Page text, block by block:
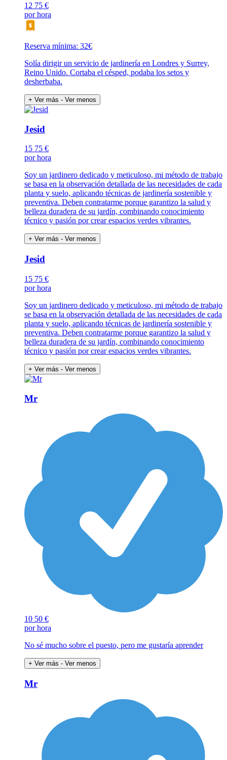
12 75 €
por hora
Reserva mínima: 32€
Solía dirigir un servicio de jardinería en Londres y Surrey,
Reino Unido. Cortaba el césped, podaba los setos y
desherbaba.
+ Ver más - Ver menos
Jesid
15 75 €
por hora
Soy un jardinero dedicado y meticuloso, mi método de trabajo
se basa en la observación detallada de las necesidades de cada
planta y suelo, aplicando técnicas de jardinería sostenible y
preventiva. Deben contratarme porque garantizo la salud y
belleza duradera de su jardín, combinando conocimiento
técnico y pasión por crear espacios verdes vibrantes.
+ Ver más - Ver menos
Jesid
15 75 €
por hora
Soy un jardinero dedicado y meticuloso, mi método de trabajo
se basa en la observación detallada de las necesidades de cada
planta y suelo, aplicando técnicas de jardinería sostenible y
preventiva. Deben contratarme porque garantizo la salud y
belleza duradera de su jardín, combinando conocimiento
técnico y pasión por crear espacios verdes vibrantes.
+ Ver más - Ver menos
Mr
10 50 €
por hora
No sé mucho sobre el puesto, pero me gustaría aprender
+ Ver más - Ver menos
Mr